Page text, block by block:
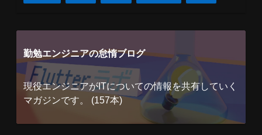
勤勉エンジニアの怠惰ブログ
現役エンジニアがITについての情報を共有していく
マガジンです。 (157本)